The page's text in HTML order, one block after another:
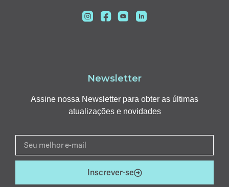
Newsletter
Assine nossa Newsletter para obter as últimas
atualizações e novidades
Inscrever-se